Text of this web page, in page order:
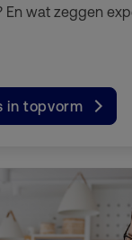
En wat zeggen
in topvorm